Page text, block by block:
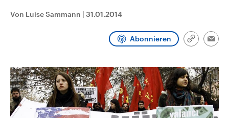
und Hintergründe zu den Parteien
und Kandidaten der anstehenden
Sendungen Programm
Von Luise Sammann | 31.01.2014
Abonnieren
Link